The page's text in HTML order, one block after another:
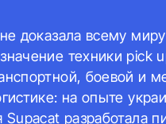
доказала всему миру
техники pick
боевой и
на опыте
Supacat разработала